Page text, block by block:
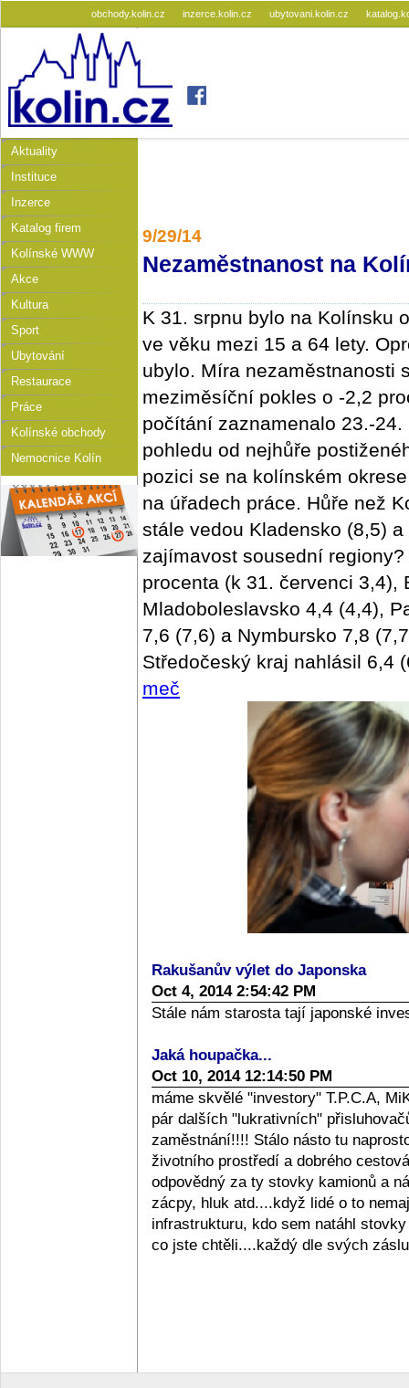
obchody.kolin.cz inzerce.kolin.cz ubytovani.kolin.cz
Aktuality
Instituce
Inzerce
Katalog firem
Kolínské WWW
Akce
Kultura
Sport
Ubytování
Restaurace
Práce
Kolínské obchody
Nemocnice Kolín
9/29/14
Nezaměstnanost na
K 31. srpnu bylo na Kolínsku
ve věku mezi 15 a 64 lety.
ubylo. Míra nezaměstnanosti
meziměsíční pokles o -2,2
počítání zaznamenalo 23.-
pohledu od nejhůře
pozici se na kolínském
na úřadech práce. Hůře než
stále vedou Kladensko (8,5)
zajímavost sousední
procenta (k 31. červenci 3,4),
Mladoboleslavsko 4,4 (4,4),
7,6 (7,6) a Nymbursko 7,8
Středočeský kraj nahlásil 6,4
meč
Rakušanův výlet do Japonska
Oct 4, 2014 2:54:42 PM
Stále nám starosta tají japonské
Jaká houpačka...
Oct 10, 2014 12:14:50 PM
máme skvělé "investory" T.P.C.A,
pár dalších "lukrativních"
zaměstnání!!!! Stálo násto tu
životního prostředí a dobrého
odpovědný za ty stovky kamionů a
zácpy, hluk atd....když lidé o to
infrastrukturu, kdo sem natáhl
co jste chtěli....každý dle svých